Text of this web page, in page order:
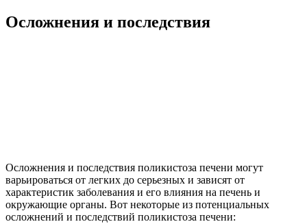
Осложнения и последствия
Осложнения и последствия поликистоза печени могут
варьироваться от легких до серьезных и зависят от
характеристик заболевания и его влияния на печень и
окружающие органы. Вот некоторые из потенциальных
осложнений и последствий поликистоза печени: